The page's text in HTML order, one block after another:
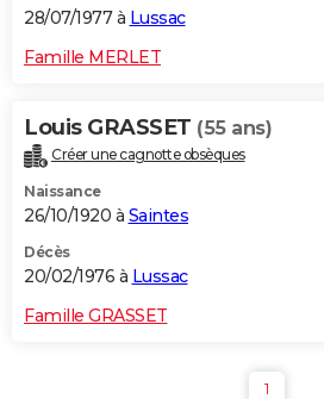
28/07/1977 à Lussac
Famille MERLET
Louis GRASSET (55 ans)
Créer une cagnotte obsèques
Naissance
26/10/1920 à Saintes
Décès
20/02/1976 à Lussac
Famille GRASSET
1